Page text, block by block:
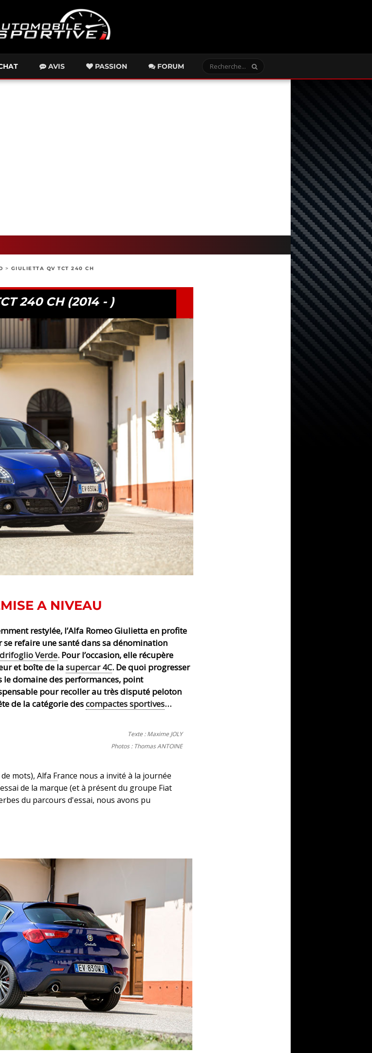
AVIS PASSION FORUM
> GIULIETTA QV TCT 240 CH
240 CH (2014 - )
A NIVEAU
restylée, l’Alfa Romeo Giulietta en profite
se refaire une santé dans sa dénomination
Verde. Pour l’occasion, elle récupère
et boîte de la supercar 4C. De quoi progresser
le domaine des performances, point
pour recoller au très disputé peloton
de la catégorie descompactes sportives…
Texte : Maxime JOLY
Photos : Thomas ANTOINE
mots), Alfa France nous a invité à la journée
de la marque (et à présent du groupe Fiat
du parcours d'essai, nous avons pu